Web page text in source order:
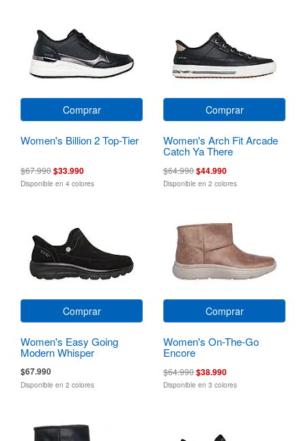
Comprar
Women's Billion 2 Top-Tier
$67.990$33.990
Disponible en 4 colores
Comprar
Women's Arch Fit Arcade
Catch Ya There
$64.990$44.990
Disponible en 2 colores
Comprar
Women's Easy Going
Modern Whisper
$67.990
Disponible en 2 colores
Comprar
Women's On-The-Go
Encore
$64.990$38.990
Disponible en 3 colores